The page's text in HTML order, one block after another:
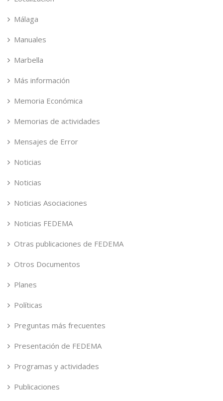
Málaga
Manuales
Marbella
Más información
Memoria Económica
Memorias de actividades
Mensajes de Error
Noticias
Noticias
Noticias Asociaciones
Noticias FEDEMA
Otras publicaciones de FEDEMA
Otros Documentos
Planes
Políticas
Preguntas más frecuentes
Presentación de FEDEMA
Programas y actividades
Publicaciones